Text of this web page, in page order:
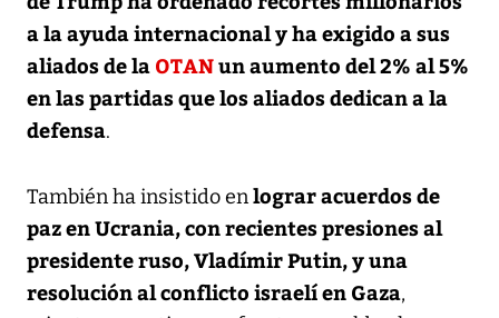
a la ayuda internacional y ha exigido a sus
aliados de la OTANun aumento del 2% al 5%
en las partidas que los aliados dedican a la
defensa.
También ha insistido enlograr acuerdos de
paz en Ucrania, con recientes presiones al
presidente ruso, Vladímir Putin, y una
resolución al conflicto israelí en Gaza,